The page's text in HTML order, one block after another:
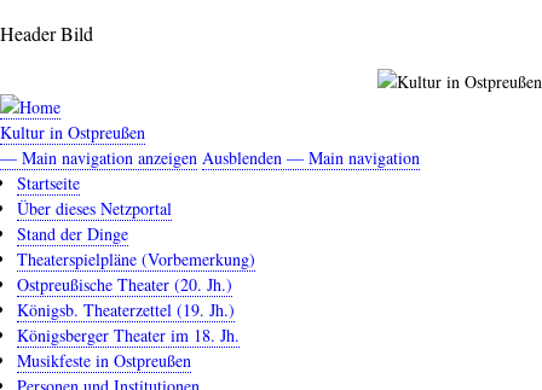
Direkt
Header Bild
Kultur in Ostpreußen
Main
navigation
— Main navigation anzeigen Ausblenden — Main navigation
Startseite
Über dieses Netzportal
Stand der Dinge
Theaterspielpläne (Vorbemerkung)
Ostpreußische Theater (20. Jh.)
Königsb. Theaterzettel (19. Jh.)
Königsberger Theater im 18. Jh.
Musikfeste in Ostpreußen